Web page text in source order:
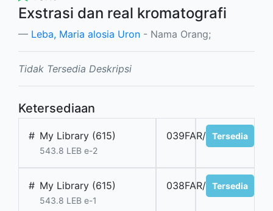
Exstrasi dan real kromatografi
Leba, Maria alosia Uron - Nama Orang;
Tidak Tersedia Deskripsi
Ketersediaan
# My Library (615)
543.8 LEB e-2
039FAR/25Tersedia
# My Library (615)
543.8 LEB e-1
038FAR/25Tersedia